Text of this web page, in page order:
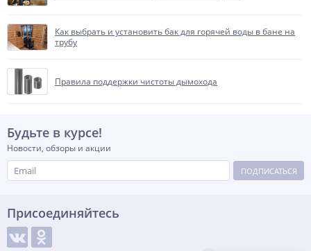
Как выбрать и установить бак для горячей воды в бане на
трубу
Правила поддержки чистоты дымохода
Будьте в курсе!
Новости, обзоры и акции
ПОДПИСАТЬСЯ
Присоединяйтесь